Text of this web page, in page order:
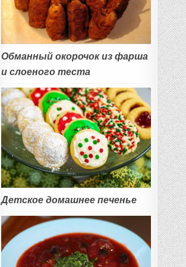
Обманный окорочок из фарша
и слоеного теста
Детское домашнее печенье